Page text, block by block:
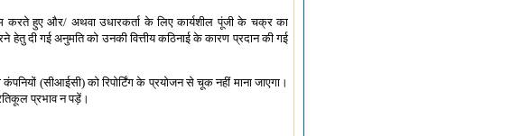
करते हुए और/ अथवा उधारकर्ता के लिए कार्यशील पूंजी के चक्र का
दी गई अनुमति को उनकी वित्तीय कठिनाई के कारण प्रदान की गई
(सीआईसी) को रिपोर्टिंग के प्रयोजन से चूक नहीं माना जाएगा।
प्रभाव न पड़ें।